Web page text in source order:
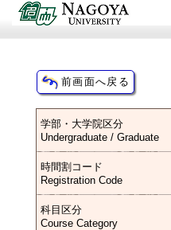
学部・大学院区分
Undergraduate / Graduate
時間割コード
Registration Code
科目区分
Course Category